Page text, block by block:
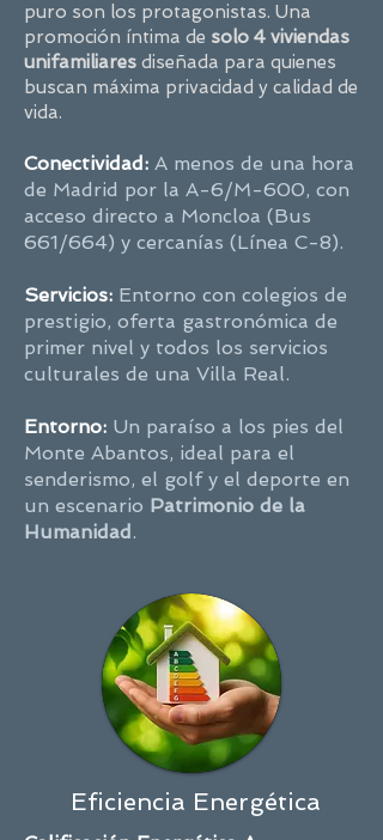
puro son los protagonistas. Una
promoción íntima de solo 4 viviendas
unifamiliares diseñada para quienes
buscan máxima privacidad y calidad de
vida.
Conectividad: A menos de una hora
de Madrid por la A-6/M-600, con
acceso directo a Moncloa (Bus
661/664) y cercanías (Línea C-8).
Servicios: Entorno con colegios de
prestigio, oferta gastronómica de
primer nivel y todos los servicios
culturales de una Villa Real.
Entorno: Un paraíso a los pies del
Monte Abantos, ideal para el
senderismo, el golf y el deporte en
un escenario Patrimonio de la
Humanidad.
Eficiencia Energética